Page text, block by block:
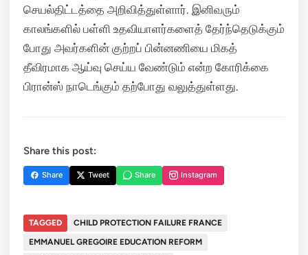
செயல்திட்டத்தை அறிவித்துள்ளார். இனிவரும்
காலங்களில் பள்ளி உதவியாளர்களைத் தேர்ந்தெடுக்கும்
போது அவர்களின் குற்றப் பின்னணியை மிகத்
தீவிரமாக ஆய்வு செய்ய வேண்டும் என்ற கோரிக்கை
பிரான்ஸ் நாடெங்கும் தற்போது வலுத்துள்ளது.
Share this post:
Share Tweet Share Instagram
TAGGED
CHILD PROTECTION FAILURE FRANCE
EMMANUEL GREGOIRE EDUCATION REFORM